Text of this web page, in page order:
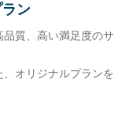
ン
質、高い満足度のサ
オリジナルプランを